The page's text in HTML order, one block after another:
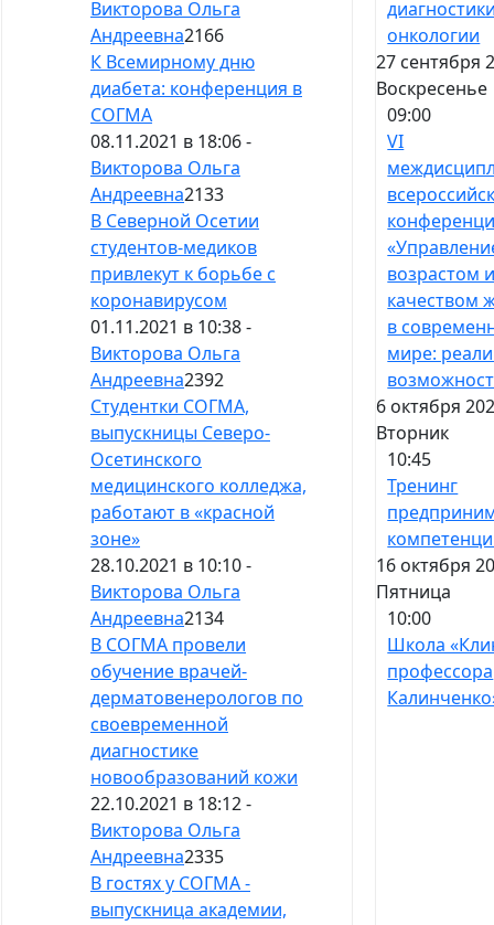
Викторова Ольга
Андреевна2166
К Всемирному дню
диабета: конференция в
СОГМА
08.11.2021 в 18:06 -
Викторова Ольга
Андреевна2133
В Северной Осетии
студентов-медиков
привлекут к борьбе с
коронавирусом
01.11.2021 в 10:38 -
Викторова Ольга
Андреевна2392
Студентки СОГМА,
выпускницы Северо-
Осетинского
медицинского колледжа,
работают в «красной
зоне»
28.10.2021 в 10:10 -
Викторова Ольга
Андреевна2134
В СОГМА провели
обучение врачей-
дерматовенерологов по
своевременной
диагностике
новообразований кожи
22.10.2021 в 18:12 -
Викторова Ольга
Андреевна2335
В гостях у СОГМА -
выпускница академии,
онкологии
27 сентября
Воскресенье
09:00
VI
возрастом
качеством
в
мире:
6 октября
Вторник
10:45
Тренинг
16 октября
Пятница
10:00
Школа
профессора